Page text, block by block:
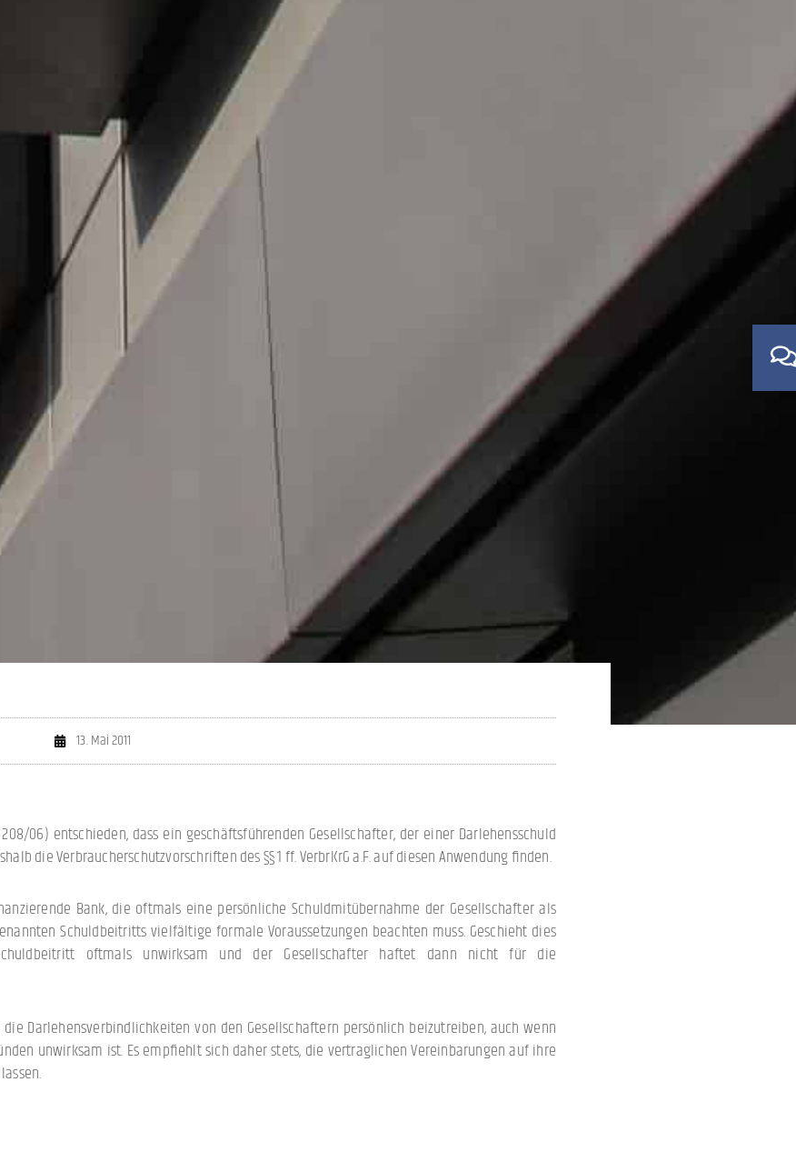
13. Mai 2011
06) entschieden, dass ein geschäftsführenden Gesellschafter, der einer Darlehensschuld
die Verbraucherschutzvorschriften des §§ 1 ff. VerbrKrG a.F. auf diesen Anwendung finden.
Bank, die oftmals eine persönliche Schuldmitübernahme der Gesellschafter als
Schuldbeitritts vielfältige formale Voraussetzungen beachten muss. Geschieht dies
oftmals unwirksam und der Gesellschafter haftet dann nicht für die
Darlehensverbindlichkeiten von den Gesellschaftern persönlich beizutreiben, auch wenn
unwirksam ist. Es empfiehlt sich daher stets, die vertraglichen Vereinbarungen auf ihre